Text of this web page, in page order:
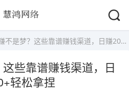
是梦？这些靠谱赚钱渠道，日赚200+轻松拿捏
些靠谱赚钱渠道，日
轻松拿捏